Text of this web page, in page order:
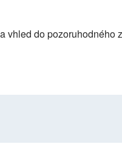
vhled do pozoruhodného